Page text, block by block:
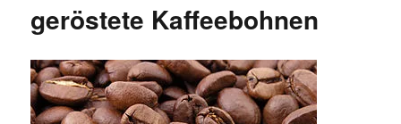
geröstete Kaffeebohnen